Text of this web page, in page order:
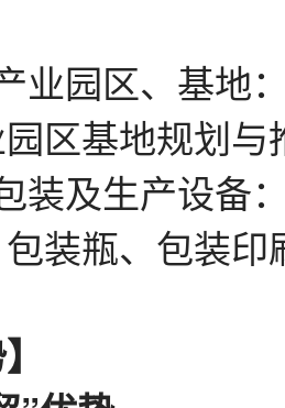
业园区、基地
区基地规划与
装及生产设备
装瓶、包装
】